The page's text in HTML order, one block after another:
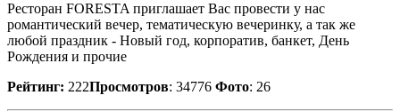
Ресторан FORESTA приглашает Вас провести у нас
романтический вечер, тематическую вечеринку, а так же
любой праздник - Новый год, корпоратив, банкет, День
Рождения и прочие
Рейтинг: 222Просмотров: 34776 Фото: 26